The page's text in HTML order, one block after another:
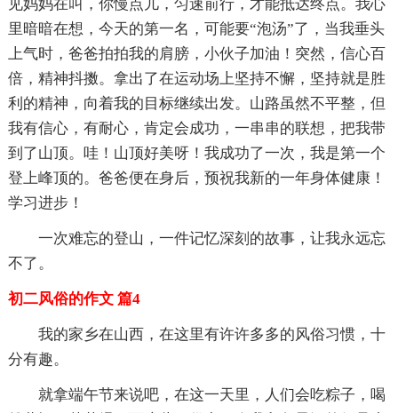
见妈妈在叫，你慢点儿，匀速前行，才能抵达终点。我心
里暗暗在想，今天的第一名，可能要“泡汤”了，当我垂头
上气时，爸爸拍拍我的肩膀，小伙子加油！突然，信心百
倍，精神抖擞。拿出了在运动场上坚持不懈，坚持就是胜
利的精神，向着我的目标继续出发。山路虽然不平整，但
我有信心，有耐心，肯定会成功，一串串的联想，把我带
到了山顶。哇！山顶好美呀！我成功了一次，我是第一个
登上峰顶的。爸爸便在身后，预祝我新的一年身体健康！
学习进步！
一次难忘的登山，一件记忆深刻的故事，让我永远忘
不了。
初二风俗的作文 篇4
我的家乡在山西，在这里有许许多多的风俗习惯，十
分有趣。
就拿端午节来说吧，在这一天里，人们会吃粽子，喝